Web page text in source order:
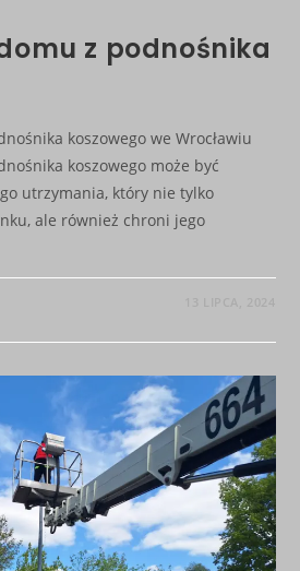
z podnośnika
koszowego we Wrocławiu
koszowego może być
utrzymania, który nie tylko
ale również chroni jego